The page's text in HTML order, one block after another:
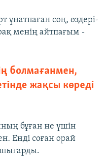
ұнатпаған соң, өздері-
менің айтпағым -
болмағанмен,
жақсы көреді
бұған не үшін
Енді соған орай